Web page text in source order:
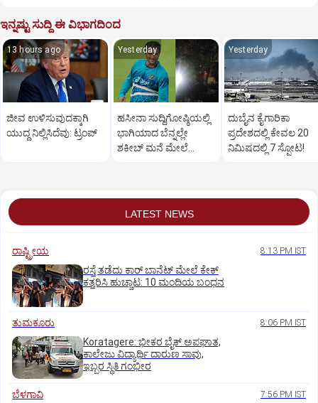
ಇನ್ನಷ್ಟು ಸುದ್ದಿ ಈ ವಿಭಾಗದಿಂದ
13 hours ago
ಜೀವ ಉಳಿಸುವುದಕ್ಕಾಗಿ
ಯುದ್ಧ ನಿಲ್ಲಿಸಿದೆವು: ಟ್ರಂಪ್‌
Yesterday
ಹಸೀನಾ ಸುದ್ದಿಗೋಷ್ಠಿಯಲ್ಲಿ
ಭಾಗಿಯಾದ ಬೆನ್ನಲ್ಲೇ
ಶಕೀಬ್ ಮನೆ ಮೇಲೆ
Yesterday
ದುಬೈನ ಕೈಗಾರಿಕಾ
ಪ್ರದೇಶದಲ್ಲಿ ಕೇವಲ 20
ನಿಮಿಷದಲ್ಲಿ 7 ಸ್ಫೋಟ!
LATEST NEWS
ರಾಷ್ಟ್ರೀಯ 8:13 PM IST
ರಸ್ತೆ ತಡೆದು ಕಾರ್ ಬಾನೆಟ್ ಮೇಲೆ ಕೇಕ್
ಕತ್ತರಿಸಿ ಹುಚ್ಚಾಟ: 10 ಮಂದಿಯ ಬಂಧನ
ತುಮಕೂರು 8:06 PM IST
Koratagere: ಭೀಕರ ಬೈಕ್ ಅಪಘಾತ,
ಕಾಲೇಜು ವಿದ್ಯಾರ್ಥಿ ದಾರುಣ ಸಾವು,
ಇಬ್ಬರ ಸ್ಥಿತಿ ಗಂಭೀರ
ಬೆಳಗಾವಿ 7:56 PM IST